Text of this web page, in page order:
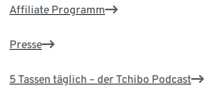
Affiliate Programm
Presse
5 Tassen täglich – der Tchibo Podcast